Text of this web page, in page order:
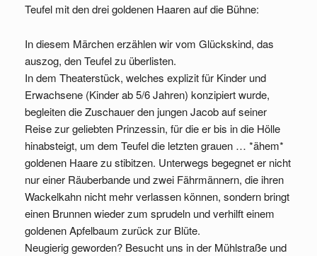
Teufel mit den drei goldenen Haaren auf die Bühne:
In diesem Märchen erzählen wir vom Glückskind, das
auszog, den Teufel zu überlisten.
In dem Theaterstück, welches explizit für Kinder und
Erwachsene (Kinder ab 5/6 Jahren) konzipiert wurde,
begleiten die Zuschauer den jungen Jacob auf seiner
Reise zur geliebten Prinzessin, für die er bis in die Hölle
hinabsteigt, um dem Teufel die letzten grauen … *ähem*
goldenen Haare zu stibitzen. Unterwegs begegnet er nicht
nur einer Räuberbande und zwei Fährmännern, die ihren
Wackelkahn nicht mehr verlassen können, sondern bringt
einen Brunnen wieder zum sprudeln und verhilft einem
goldenen Apfelbaum zurück zur Blüte.
Neugierig geworden? Besucht uns in der Mühlstraße und